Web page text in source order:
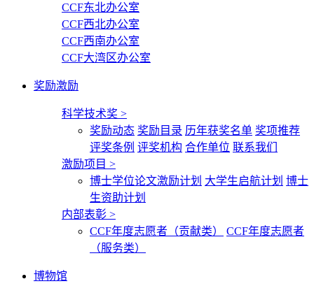
CCF东北办公室
CCF西北办公室
CCF西南办公室
CCF大湾区办公室
奖励激励
科学技术奖 >
奖励动态 奖励目录 历年获奖名单 奖项推荐
评奖条例 评奖机构 合作单位 联系我们
激励项目 >
博士学位论文激励计划 大学生启航计划 博士
生资助计划
内部表彰 >
CCF年度志愿者（贡献类）
CCF年度志愿者
（服务类）
博物馆